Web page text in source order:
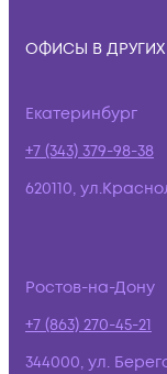
ОФИСЫ В
Екатеринбург
+7 (343) 379-98-38
620110,
Ростов-на-Дону
+7 (863) 270-45-21
344000, ул.